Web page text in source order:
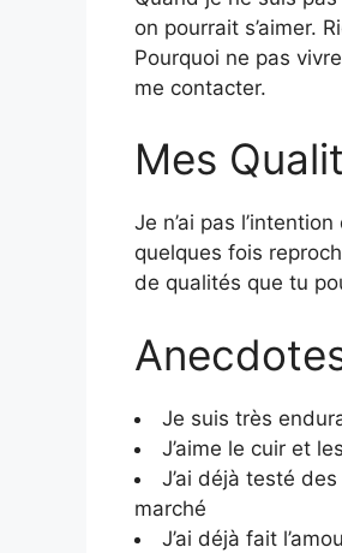
on pourrait s’aimer.
Pourquoi ne pas
me contacter.
Mes
Je n’ai pas
quelques fois
de qualités que tu
Je suis très
J’aime le cuir et
J’ai déjà testé
marché
J’ai déjà fait